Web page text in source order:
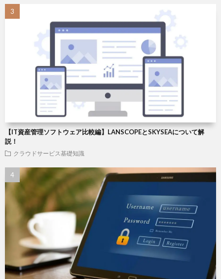
【IT資産管理ソフトウェア比較編】LANSCOPEとSKYSEAについて解
説！
クラウドサービス基礎知識